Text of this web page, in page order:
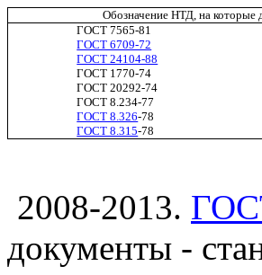
Обозначение НТД, на которые
ГОСТ 7565-81
ГОСТ 6709-72
ГОСТ 24104-88
ГОСТ 1770-74
ГОСТ 20292-74
ГОСТ 8.234-77
ГОСТ 8.326-78
ГОСТ 8.315-78
2008-2013.
документы -